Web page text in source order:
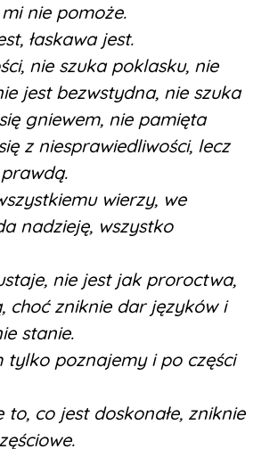
nie pomoże.
łaskawa jest.
nie szuka poklasku, nie
jest bezwstydna, nie szuka
gniewem, nie pamięta
z niesprawiedliwości, lecz
prawdą.
wierzy, we
nadzieję, wszystko
nie jest jak proroctwa,
choć zniknie dar języków i
stanie.
tylko poznajemy i po części
to, co jest doskonałe, zniknie